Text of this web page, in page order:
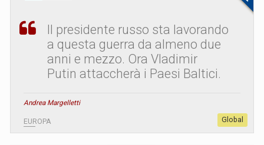
Il presidente russo sta lavorando
a questa guerra da almeno due
anni e mezzo. Ora Vladimir
Putin attaccherà i Paesi Baltici.
Andrea Margelletti
EUROPA Global